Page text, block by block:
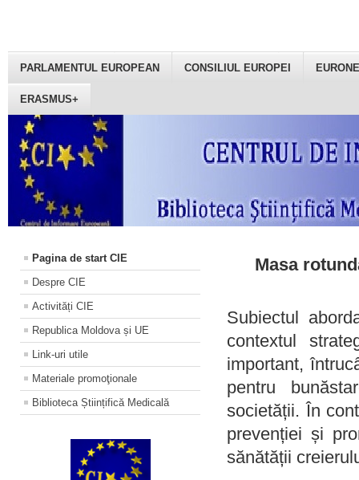
PARLAMENTUL EUROPEAN CONSILIUL EUROPEI
ERASMUS+
Pagina de start CIE
Despre CIE
Activități CIE
Republica Moldova și UE
Link-uri utile
Materiale promoţionale
Biblioteca Științifică Medicală
Masa
Subiectul
contextul
important,
pentru
societății. În
prevenției și
sănătății